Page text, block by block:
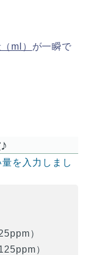
ml） が一瞬で
を入力しまし
）
）